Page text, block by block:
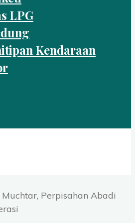
LPG
Kendaraan